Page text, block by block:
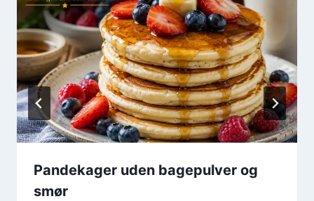
Pandekager uden bagepulver og
smør